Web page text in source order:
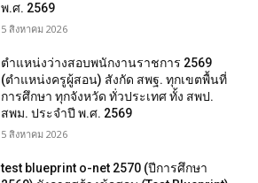
พ.ศ. 2569
5 สิงหาคม 2026
ตำแหน่งว่างสอบพนักงานราชการ 2569
(ตำแหน่งครูผู้สอน) สังกัด สพฐ. ทุกเขตพื้นที่
การศึกษา ทุกจังหวัด ทั่วประเทศ ทั้ง สพป.
สพม. ประจำปี พ.ศ. 2569
5 สิงหาคม 2026
test blueprint o-net 2570 (ปีการศึกษา